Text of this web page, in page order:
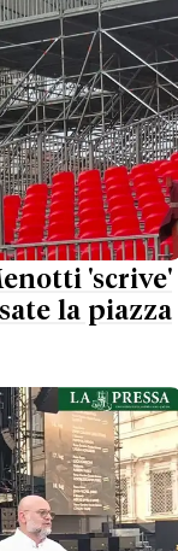
'scrive'
la piazza